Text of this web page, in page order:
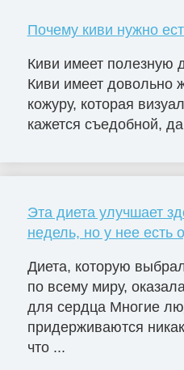
Почему киви нужно
Киви имеет полезную
Киви имеет довольно
кожуру, которая
кажется съедобной,
Эта диета улучшает
недель, но у нее есть
Диета, которую
по всему миру,
для сердца Многие
придерживаются
что ...